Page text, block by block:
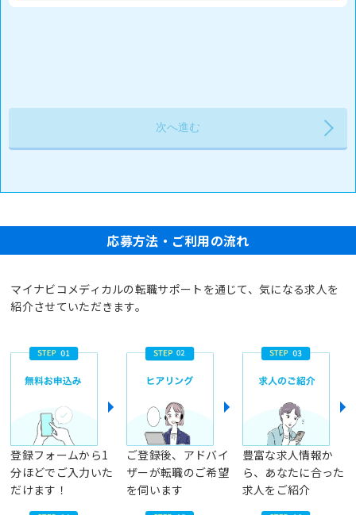
応募方法・ご利用の流れ
マイナビコメディカルの転職サポートを通じて、気になる求人を
紹介させていただきます。
登録フォームから1
分ほどでご入力いた
だけます！
ご登録後、アドバイ
ザーが転職のご希望
を伺います
豊富な求人情報か
ら、あなたに合った
求人をご紹介